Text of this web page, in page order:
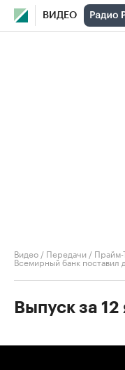
ВИДЕО
Видео / Передачи / Прайм-
Всемирный банк поставил
Выпуск за